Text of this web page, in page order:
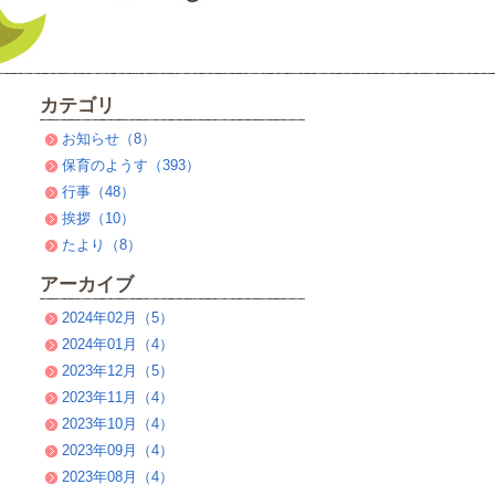
カテゴリ
お知らせ（8）
保育のようす（393）
行事（48）
挨拶（10）
たより（8）
アーカイブ
2024年02月（5）
2024年01月（4）
2023年12月（5）
2023年11月（4）
2023年10月（4）
2023年09月（4）
2023年08月（4）